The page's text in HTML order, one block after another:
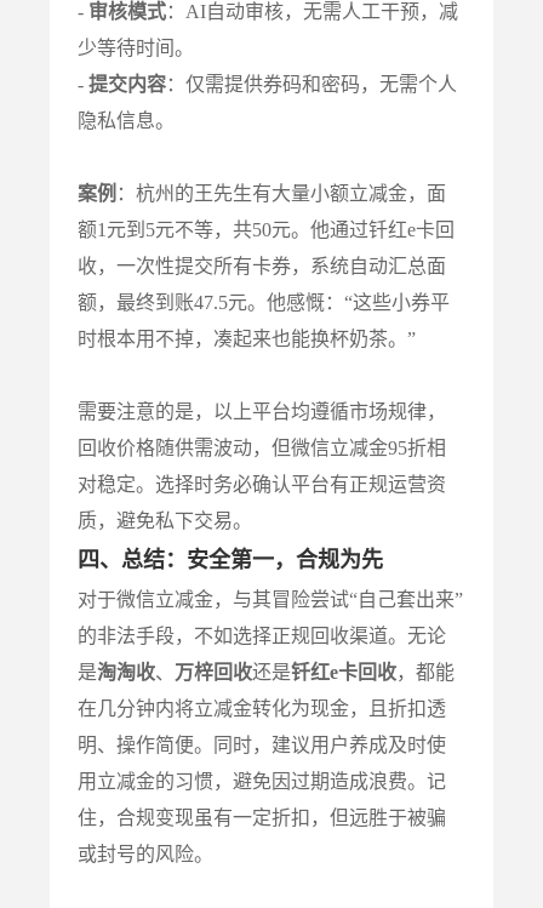
- 审核模式：AI自动审核，无需人工干预，减
少等待时间。
-提交内容：仅需提供券码和密码，无需个人
隐私信息。
案例 ：杭州的王先生有大量小额立减金，面
额1元到5元不等，共50元。他通过钎红e卡回
收，一次性提交所有卡券，系统自动汇总面
额，最终到账47.5元。他感慨：“这些小券平
时根本用不掉，凑起来也能换杯奶茶。”
需要注意的是，以上平台均遵循市场规律，
回收价格随供需波动，但微信立减金95折相
对稳定。选择时务必确认平台有正规运营资
质，避免私下交易。
四、总结：安全第一，合规为先
对于微信立减金，与其冒险尝试“自己套出来”
的非法手段，不如选择正规回收渠道。无论
是淘淘收、 万梓回收还是钎红e卡回收，都能
在几分钟内将立减金转化为现金，且折扣透
明、操作简便。同时，建议用户养成及时使
用立减金的习惯，避免因过期造成浪费。记
住，合规变现虽有一定折扣，但远胜于被骗
或封号的风险。